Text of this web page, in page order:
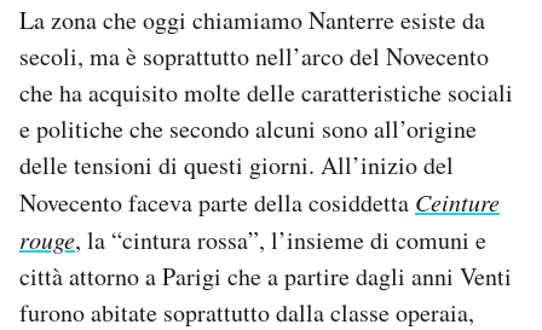
La zona che oggi chiamiamo Nanterre esiste da
secoli, ma è soprattutto nell’arco del Novecento
che ha acquisito molte delle caratteristiche sociali
e politiche che secondo alcuni sono all’origine
delle tensioni di questi giorni. All’inizio del
Novecento faceva parte della cosiddetta Ceinture
rouge, la “cintura rossa”, l’insieme di comuni e
città attorno a Parigi che a partire dagli anni Venti
furono abitate soprattutto dalla classe operaia,